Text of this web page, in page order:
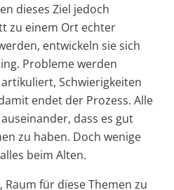
dieses Ziel jedoch
zu einem Ort echter
entwickeln sie sich
Probleme werden
Schwierigkeiten
endet der Prozess. Alle
dass es gut
zu haben. Doch wenige
beim Alten.
für diese Themen zu